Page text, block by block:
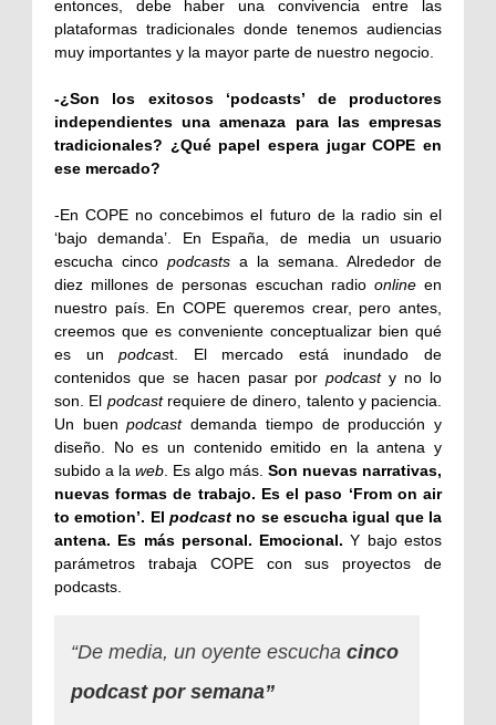
entonces, debe haber una convivencia entre las
plataformas tradicionales donde tenemos audiencias
muy importantes y la mayor parte de nuestro negocio.
-¿Son los exitosos ‘podcasts’ de productores
independientes una amenaza para las empresas
tradicionales? ¿Qué papel espera jugar COPE en
ese mercado?
-En COPE no concebimos el futuro de la radio sin el
‘bajo demanda’. En España, de media un usuario
escucha cinco podcasts a la semana. Alrededor de
diez millones de personas escuchan radio onlineen
nuestro país. En COPE queremos crear, pero antes,
creemos que es conveniente conceptualizar bien qué
es unpodcast. El mercado está inundado de
contenidos que se hacen pasar porpodcasty no lo
son. El podcastrequiere de dinero, talento y paciencia.
Un buenpodcastdemanda tiempo de producción y
diseño. No es un contenido emitido en la antena y
subido a la web. Es algo más. Son nuevas narrativas,
nuevas formas de trabajo. Es el paso ‘From on air
to emotion’. El podcast no se escucha igual que la
antena. Es más personal. Emocional. Y bajo estos
parámetros trabaja COPE con sus proyectos de
podcasts.
“De media, un oyente escucha cinco
podcast por semana”